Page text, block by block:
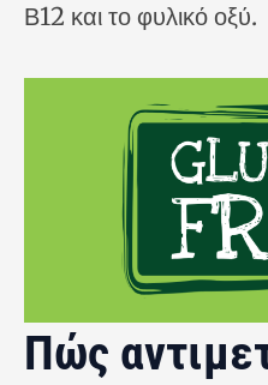
Β12 και το φυλικό οξύ.
Πώς